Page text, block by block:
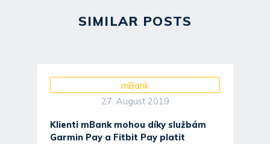
SIMILAR POSTS
mBank
27. August 2019
Klienti mBank mohou díky službám
Garmin Pay a Fitbit Pay platit